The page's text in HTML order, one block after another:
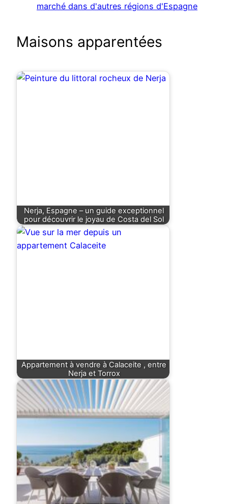
marché dans d'autres régions d'Espagne
Maisons apparentées
Nerja, Espagne – un guide exceptionnel
pour découvrir le joyau de Costa del Sol
Appartement à vendre à Calaceite , entre
Nerja et Torrox